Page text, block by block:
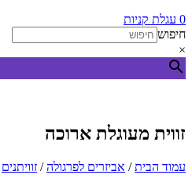
0 עגלת קניות
חיפוש
×
זווית מעוגלת ארוכה
עמוד הבית/ אביזרים לפרגולה/ זוויתנים